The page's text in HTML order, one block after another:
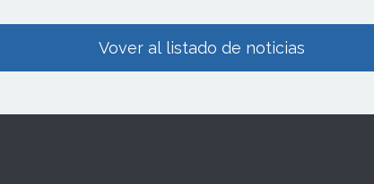
Vover al listado de noticias